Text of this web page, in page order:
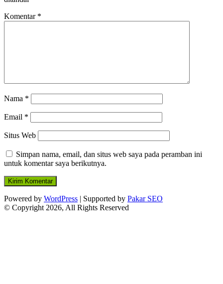
Komentar *
Nama *
Email *
Situs Web
Simpan nama, email, dan situs web saya pada peramban ini
untuk komentar saya berikutnya.
Powered by WordPress | Supported by Pakar SEO
© Copyright 2026, All Rights Reserved